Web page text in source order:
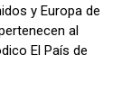
y Europa de
al
El País de